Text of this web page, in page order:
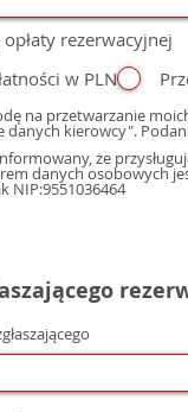
rezerwacyjnej
w PLN
na przetwarzanie
danych kierowcy".
że
danych osobowych
NIP:9551036464